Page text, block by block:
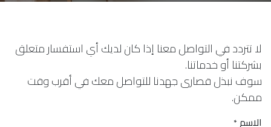
لا تتردد في التواصل معنا إذا كان لديك أي استفسار متعلق
بشركتنا أو خدماتنا.
سوف نبذل قصارى جهدنا للتواصل معك في أقرب وقت
ممكن.
الاسم*